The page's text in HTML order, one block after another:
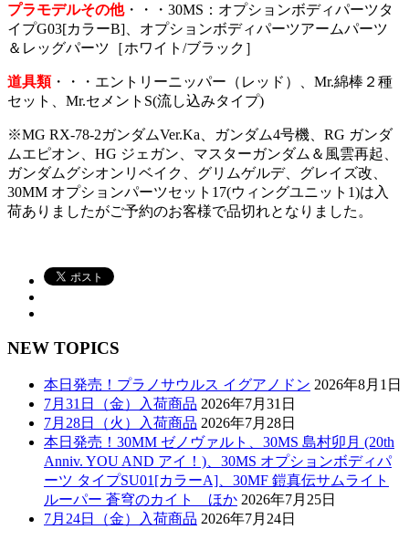
プラモデルその他・・・30MS：オプションボディパーツタ
イプG03[カラーB]、オプションボディパーツアームパーツ
＆レッグパーツ［ホワイト/ブラック］
道具類・・・エントリーニッパー（レッド）、Mr.綿棒２種
セット、Mr.セメントS(流し込みタイプ)
※MG RX-78-2ガンダムVer.Ka、ガンダム4号機、RG ガンダ
ムエピオン、HG ジェガン、マスターガンダム＆風雲再起、
ガンダムグシオンリベイク、グリムゲルデ、グレイズ改、
30MM オプションパーツセット17(ウィングユニット1)は入
荷ありましたがご予約のお客様で品切れとなりました。
NEW TOPICS
本日発売！プラノサウルス イグアノドン 2026年8月1日
7月31日（金）入荷商品 2026年7月31日
7月28日（火）入荷商品 2026年7月28日
本日発売！30MM ゼノヴァルト、30MS 島村卯月 (20th
Anniv. YOU AND アイ！)、30MS オプションボディパ
ーツ タイプSU01[カラーA]、30MF 鎧真伝サムライト
ルーパー 蒼穹のカイト ほか 2026年7月25日
7月24日（金）入荷商品 2026年7月24日